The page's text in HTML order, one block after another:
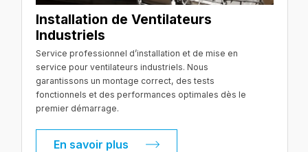
Installation de Ventilateurs
Industriels
Service professionnel d’installation et de mise en
service pour ventilateurs industriels. Nous
garantissons un montage correct, des tests
fonctionnels et des performances optimales dès le
premier démarrage.
En savoir plus